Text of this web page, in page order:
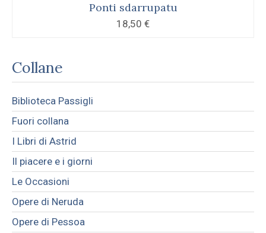
Ponti sdarrupatu
18,50 €
Collane
Biblioteca Passigli
Fuori collana
I Libri di Astrid
Il piacere e i giorni
Le Occasioni
Opere di Neruda
Opere di Pessoa